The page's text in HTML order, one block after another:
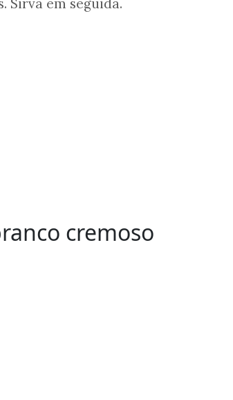
Sirva em seguida.
cremoso